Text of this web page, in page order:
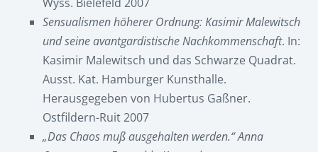
Wyss. Bielefeld 2007
Sensualismen höherer Ordnung: Kasimir Malewitsch
und seine avantgardistische Nachkommenschaft. In:
Kasimir Malewitsch und das Schwarze Quadrat.
Ausst. Kat. Hamburger Kunsthalle.
Herausgegeben von Hubertus Gaßner.
Ostfildern-Ruit 2007
„Das Chaos muß ausgehalten werden.“ Anna